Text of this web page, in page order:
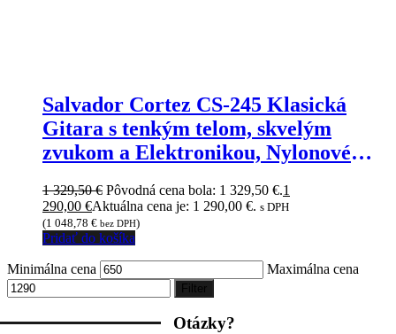
Salvador Cortez CS-245 Klasická
Gitara s tenkým telom, skvelým
zvukom a Elektronikou, Nylonové
1 329,50€ Pôvodná cena bola: 1 329,50 €.1
290,00 €Aktuálna cena je: 1 290,00 €. s DPH
(1 048,78 € bez DPH)
Pridať do košíka
Minimálna cena Maximálna cena
Filter
Otázky?